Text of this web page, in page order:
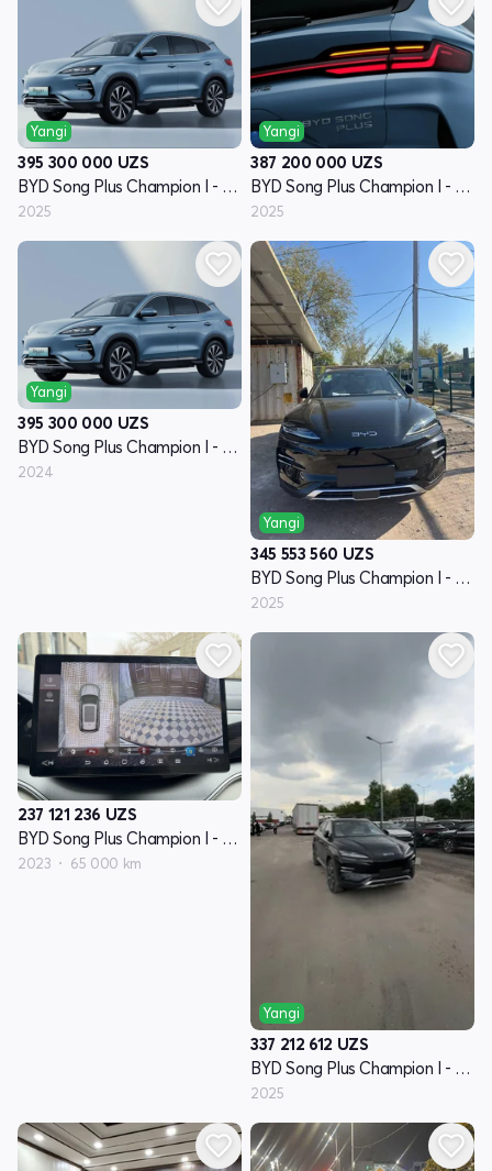
Yangi
395 300 000 UZS
BYD Song Plus Champion I - avlod
2025
Yangi
387 200 000 UZS
BYD Song Plus Champion I - avlod
2025
Yangi
395 300 000 UZS
BYD Song Plus Champion I - avlod
2024
Yangi
345 553 560 UZS
BYD Song Plus Champion I - avlod
2025
237 121 236 UZS
BYD Song Plus Champion I - avlod
2023 65 000 km
Yangi
337 212 612 UZS
BYD Song Plus Champion I - avlod
2025